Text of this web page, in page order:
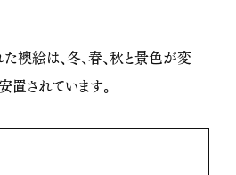
襖絵は、冬、春、秋と景色が変
されています。